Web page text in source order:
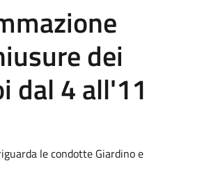
dei
dal 4 all'11
le condotte Giardino e